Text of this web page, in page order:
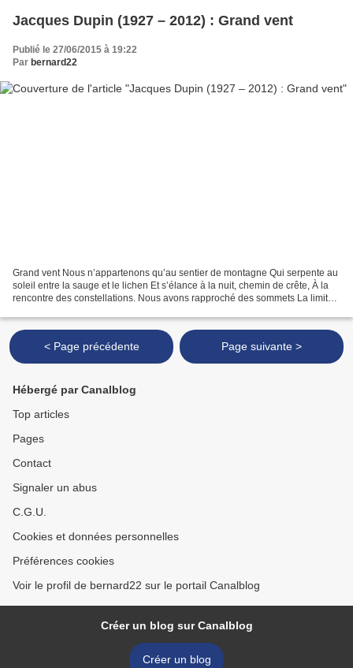
Jacques Dupin (1927 – 2012) : Grand vent
Publié le 27/06/2015 à 19:22
Par bernard22
Grand vent Nous n’appartenons qu’au sentier de montagne Qui serpente au
soleil entre la sauge et le lichen Et s’élance à la nuit, chemin de crête, À la
rencontre des constellations. Nous avons rapproché des sommets La limite
< Page précédente Page suivante >
Hébergé par Canalblog
Top articles
Pages
Contact
Signaler un abus
C.G.U.
Cookies et données personnelles
Préférences cookies
Voir le profil de bernard22 sur le portail Canalblog
Créer un blog sur Canalblog
Créer un blog